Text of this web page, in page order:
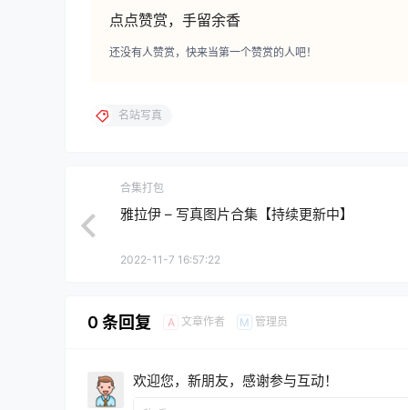
点点赞赏，手留余香
还没有人赞赏，快来当第一个赞赏的人吧！
名站写真
合集打包
雅拉伊 – 写真图片合集【持续更新中】
2022-11-7 16:57:22
0 条回复 A 文章作者 M 管理员
欢迎您，新朋友，感谢参与互动！